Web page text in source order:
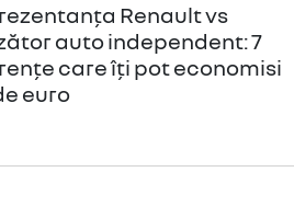
Renault vs
auto independent: 7
care îți pot economisi
euro